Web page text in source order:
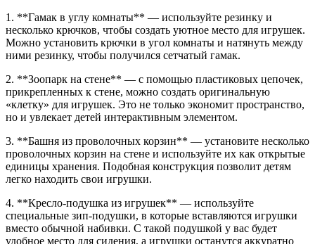
1. **Гамак в углу комнаты** — используйте резинку и
несколько крючков, чтобы создать уютное место для игрушек.
Можно установить крючки в угол комнаты и натянуть между
ними резинку, чтобы получился сетчатый гамак.
2. **Зоопарк на стене** — с помощью пластиковых цепочек,
прикрепленных к стене, можно создать оригинальную
«клетку» для игрушек. Это не только экономит пространство,
но и увлекает детей интерактивным элементом.
3. **Башня из проволочных корзин** — установите несколько
проволочных корзин на стене и используйте их как открытые
единицы хранения. Подобная конструкция позволит детям
легко находить свои игрушки.
4. **Кресло-подушка из игрушек** — используйте
специальные зип-подушки, в которые вставляются игрушки
вместо обычной набивки. С такой подушкой у вас будет
удобное место для сидения, а игрушки останутся аккуратно